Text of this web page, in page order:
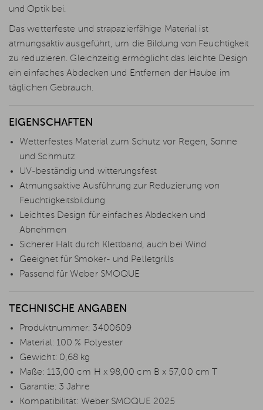
und Optik bei.
Das wetterfeste und strapazierfähige Material ist
atmungsaktiv ausgeführt, um die Bildung von Feuchtigkeit
zu reduzieren. Gleichzeitig ermöglicht das leichte Design
ein einfaches Abdecken und Entfernen der Haube im
täglichen Gebrauch.
EIGENSCHAFTEN
Wetterfestes Material zum Schutz vor Regen, Sonne
und Schmutz
UV-beständig und witterungsfest
Atmungsaktive Ausführung zur Reduzierung von
Feuchtigkeitsbildung
Leichtes Design für einfaches Abdecken und
Abnehmen
Sicherer Halt durch Klettband, auch bei Wind
Geeignet für Smoker- und Pelletgrills
Passend für Weber SMOQUE
TECHNISCHE ANGABEN
Produktnummer: 3400609
Material: 100 % Polyester
Gewicht: 0,68 kg
Maße: 113,00 cm H x 98,00 cm B x 57,00 cm T
Garantie: 3 Jahre
Kompatibilität: Weber SMOQUE 2025